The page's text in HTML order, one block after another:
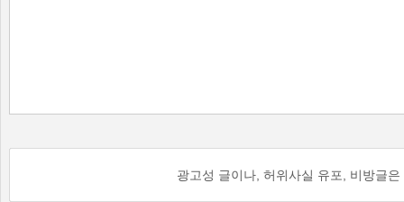
광고성 글이나, 허위사실 유포, 비방글